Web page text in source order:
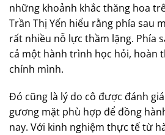
những khoảnh khắc thăng hoa
Trần Thị Yến hiểu rằng phía sau
rất nhiều nỗ lực thầm lặng. Phía
cả một hành trình học hỏi, hoàn
chính mình.
Đó cũng là lý do cô được đánh
gương mặt phù hợp để đồng
nay. Với kinh nghiệm thực tế từ